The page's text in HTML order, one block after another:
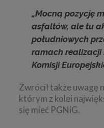
„Mocną pozycję
asfaltów, ale tu
południowych
ramach realizacji
Komisji
Zwrócił także uwagę
którym z kolei
się mieć PGNiG.